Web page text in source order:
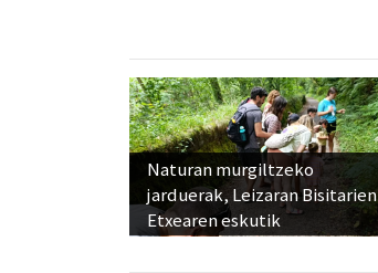
Naturan murgiltzeko
jarduerak, Leizaran Bisitarien
Etxearen eskutik